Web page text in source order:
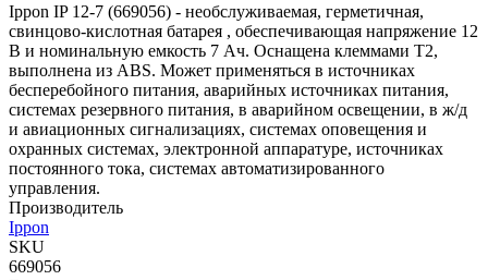
Ippon IP 12-7 (669056) - необслуживаемая, герметичная,
свинцово-кислотная батарея , обеспечивающая напряжение 12
В и номинальную емкость 7 Ач. Оснащена клеммами T2,
выполнена из ABS. Может применяться в источниках
бесперебойного питания, аварийных источниках питания,
системах резервного питания, в аварийном освещении, в ж/д
и авиационных сигнализациях, системах оповещения и
охранных системах, электронной аппаратуре, источниках
постоянного тока, системах автоматизированного
управления.
Производитель
Ippon
SKU
669056